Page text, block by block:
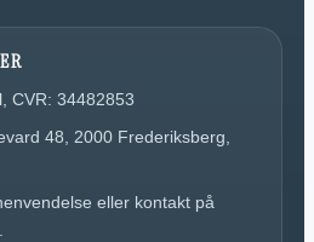
CVR: 34482853
48, 2000 Frederiksberg,
eller kontakt på